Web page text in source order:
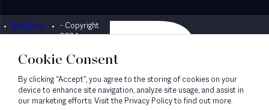
Mentions
légales
- Copyright
2024
Designed by Bonhomme
Cookie Consent
By clicking “Accept”, you agree to the storing of cookies on your
device to enhance site navigation, analyze site usage, and assist in
our marketing efforts. Visit the Privacy Policy to find out more.